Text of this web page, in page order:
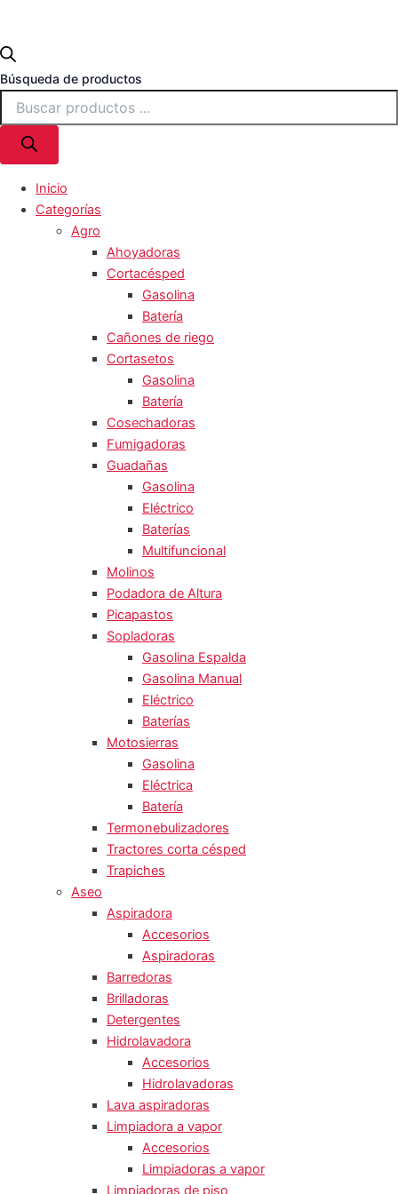
Búsqueda de productos
Inicio
Categorías
Agro
Ahoyadoras
Cortacésped
Gasolina
Batería
Cañones de riego
Cortasetos
Gasolina
Batería
Cosechadoras
Fumigadoras
Guadañas
Gasolina
Eléctrico
Baterías
Multifuncional
Molinos
Podadora de Altura
Picapastos
Sopladoras
Gasolina Espalda
Gasolina Manual
Eléctrico
Baterías
Motosierras
Gasolina
Eléctrica
Batería
Termonebulizadores
Tractores corta césped
Trapiches
Aseo
Aspiradora
Accesorios
Aspiradoras
Barredoras
Brilladoras
Detergentes
Hidrolavadora
Accesorios
Hidrolavadoras
Lava aspiradoras
Limpiadora a vapor
Accesorios
Limpiadoras a vapor
Limpiadoras de piso